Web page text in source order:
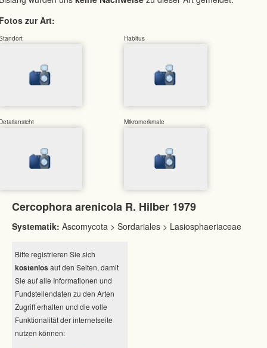
zur Art:
Habitus
Mikromerkmale
Cercophora arenicola R. Hilber 1979
Systematik: Ascomycota > Sordariales > Lasiosphaeriaceae
Bitte registrieren Sie sich
kostenlos auf den Seiten, damit
Sie auf alle Informationen und
Fundstellendaten zu den Arten
Zugriff erhalten und die volle
Funktionalität der internetseite
nutzen können: